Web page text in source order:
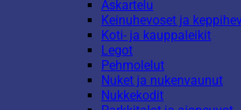
Askartelu
Keinuhevoset ja
Koti- ja kauppaleikit
Legot
Pehmolelut
Nuket ja nukenvaunut
Nukkekodit